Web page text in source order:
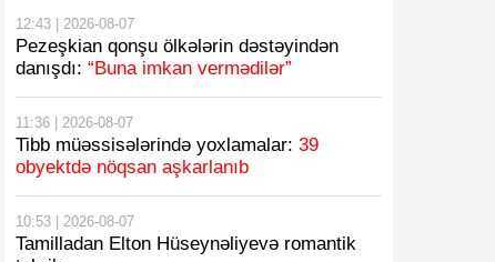
12:43 | 2026-08-07
Pezeşkian qonşu ölkələrin dəstəyindən
danışdı: “Buna imkan vermədilər”
11:36 | 2026-08-07
Tibb müəssisələrində yoxlamalar: 39
obyektdə nöqsan aşkarlanıb
10:53 | 2026-08-07
Tamilladan Elton Hüseynəliyevə romantik